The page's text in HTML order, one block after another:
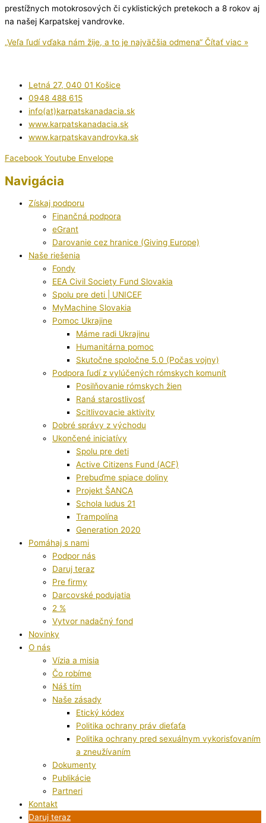
prestížnych motokrosových či cyklistických pretekoch a 8 rokov aj
na našej Karpatskej vandrovke.
„Veľa ľudí vďaka nám žije, a to je najväčšia odmena“ Čítať viac »
Letná 27, 040 01 Košice
0948 488 615
info(at)karpatskanadacia.sk
www.karpatskanadacia.sk
www.karpatskavandrovka.sk
Facebook Youtube Envelope
Navigácia
Získaj podporu
Finančná podpora
eGrant
Darovanie cez hranice (Giving Europe)
Naše riešenia
Fondy
EEA Civil Society Fund Slovakia
Spolu pre deti | UNICEF
MyMachine Slovakia
Pomoc Ukrajine
Máme radi Ukrajinu
Humanitárna pomoc
Skutočne spoločne 5.0 (Počas vojny)
Podpora ľudí z vylúčených rómskych komunít
Posilňovanie rómskych žien
Raná starostlivosť
Scitlivovacie aktivity
Dobré správy z východu
Ukončené iniciatívy
Spolu pre deti
Active Citizens Fund (ACF)
Prebuďme spiace doliny
Projekt ŠANCA
Schola ludus 21
Trampolína
Generation 2020
Pomáhaj s nami
Podpor nás
Daruj teraz
Pre firmy
Darcovské podujatia
2 %
Vytvor nadačný fond
Novinky
O nás
Vízia a misia
Čo robíme
Náš tím
Naše zásady
Etický kódex
Politika ochrany práv dieťaťa
Politika ochrany pred sexuálnym vykorisťovaním
a zneužívaním
Dokumenty
Publikácie
Partneri
Kontakt
Daruj teraz